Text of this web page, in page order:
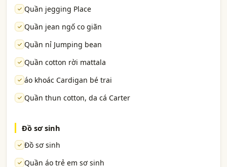
Quần jegging Place
Quần jean ngố co giãn
Quần nỉ Jumping bean
Quần cotton rời mattala
áo khoác Cardigan bé trai
Quần thun cotton, da cá Carter
Đồ sơ sinh
Đồ sơ sinh
Quần áo trẻ em sơ sinh